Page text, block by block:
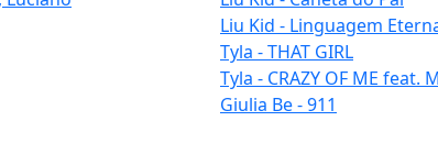
Liu Kid - Linguagem
Tyla - THAT GIRL
Tyla - CRAZY OF ME feat.
Giulia Be - 911